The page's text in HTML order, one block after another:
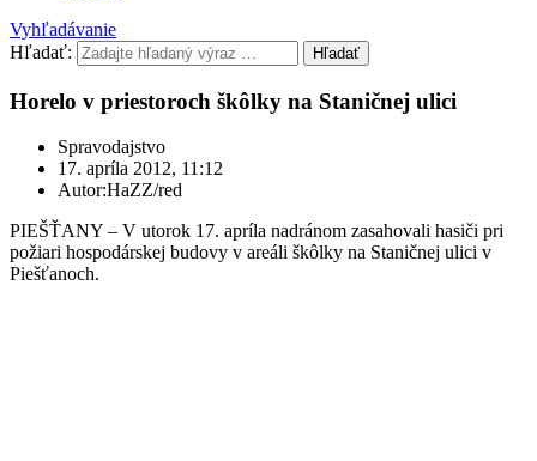
Vyhľadávanie
Hľadať:
Hľadať
Horelo v priestoroch škôlky na Staničnej ulici
Spravodajstvo
17. apríla 2012, 11:12
Autor:HaZZ/red
PIEŠŤANY – V utorok 17. apríla nadránom zasahovali hasiči pri
požiari hospodárskej budovy v areáli škôlky na Staničnej ulici v
Piešťanoch.